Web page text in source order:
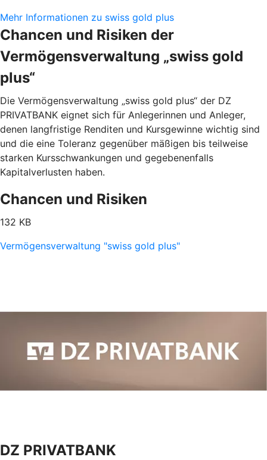
Mehr Informationen zu swiss gold plus
Chancen und Risiken der
Vermögensverwaltung „swiss gold
plus“
Die Vermögensverwaltung „swiss gold plus“ der DZ
PRIVATBANK eignet sich für Anlegerinnen und Anleger,
denen langfristige Renditen und Kursgewinne wichtig sind
und die eine Toleranz gegenüber mäßigen bis teilweise
starken Kursschwankungen und gegebenenfalls
Kapitalverlusten haben.
Chancen und Risiken
132 KB
Vermögensverwaltung "swiss gold plus"
DZ PRIVATBANK